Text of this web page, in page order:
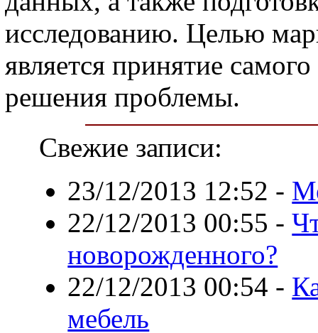
исследованию. Целью
является принятие
решения проблемы.
Свежие записи:
23/12/2013 12:52 -
22/12/2013 00:55 -
новорожденного?
22/12/2013 00:54 -
мебель